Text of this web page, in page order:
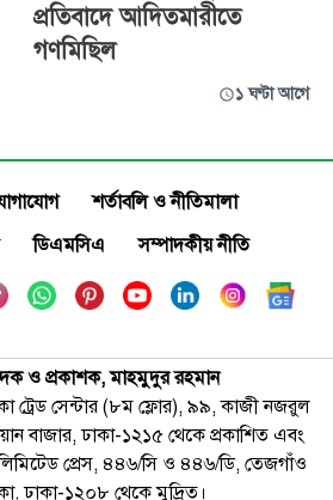
প্রতিবাদে আদিতমারীতে
গণমিছিল
১ ঘণ্টা আগে
শর্তাবলি ও নীতিমালা
ডিএমসিএ সম্পাদকীয় নীতি
ও প্রকাশক, মাহমুদুর রহমান
ট্রেড সেন্টার (৮ম ফ্লোর), ৯৯, কাজী নজরুল
বাজার, ঢাকা-১২১৫ থেকে প্রকাশিত এবং
প্রেস, ৪৪৬/সি ও ৪৪৬/ডি, তেজগাঁও
ঢাকা-১২০৮ থেকে মুদ্রিত।